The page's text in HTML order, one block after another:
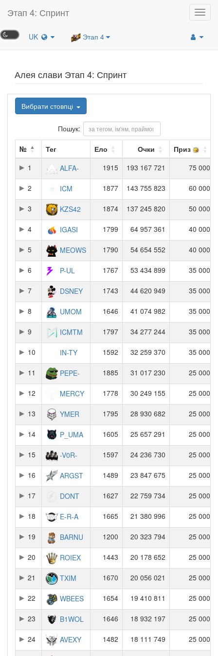
Этап 4: Спринт
UK Этап 4
Алея слави Этап 4: Спринт
Вибрати стовпці
Пошук:
№ Тег Ело Очки
Приз
1
ALFA- 1915 193 167 721 75 000
2 ICM 1877 143 755 823 60 000
3 KZS42 1874 137 245 820 50 000
4 IGASI 1799 64 957 361 40 000
5 MEOWS 1790 54 654 552 40 000
6 P-UL 1767 53 434 899 35 000
7 DSNEY 1743 44 620 949 35 000
8 UMOM 1646 41 074 982 35 000
9 ICMTM 1797 34 277 244 35 000
10 IN-TY 1592 32 259 370 35 000
11 PEPE- 1885 31 017 230 25 000
12 MERCY 1778 30 249 155 25 000
13 YMER 1795 28 930 682 25 000
14 P_UMA 1605 25 657 291 25 000
15 -V0R- 1597 24 236 730 25 000
16 ARGST 1489 23 847 675 25 000
17 DONT 1627 22 759 734 25 000
18 E-R-A 1665 21 380 996 25 000
19 BARNU 1200 20 323 794 25 000
20 ROIEX 1443 20 178 652 25 000
21 TXIM 1670 20 056 021 25 000
22 WBEES 1654 19 410 811 25 000
23 B1WOL 1646 18 932 197 25 000
24 AVEXY 1482 18 111 749 25 000